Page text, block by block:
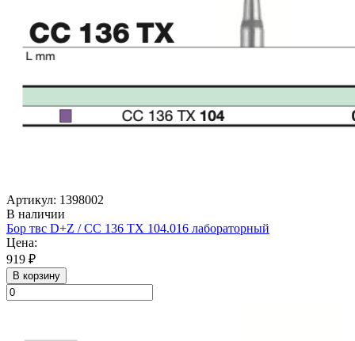
Артикул: 1398002
В наличии
Бор твс D+Z / CC 136 TX 104.016 лабораторный
Цена:
919 ₽
В корзину